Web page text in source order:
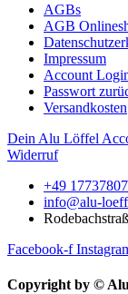
AGBs
AGB
Impressum
Account
Passwort
Versandkosten
Dein Alu Löffel
Widerruf
+49
info@alu-
Facebook-f
Copyright by ©